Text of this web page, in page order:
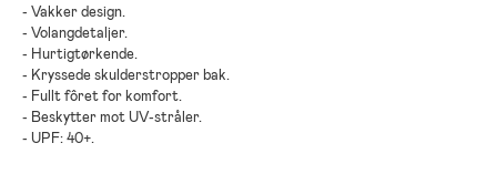
- Vakker design.
- Volangdetaljer.
- Hurtigtørkende.
- Kryssede skulderstropper bak.
- Fullt fôret for komfort.
- Beskytter mot UV-stråler.
- UPF: 40+.